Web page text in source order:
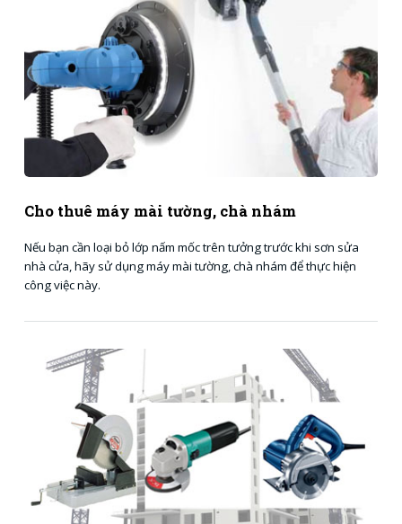
Cho thuê máy mài tường, chà nhám
Nếu bạn cần loại bỏ lớp nấm mốc trên tưởng trước khi sơn sửa
nhà cửa, hãy sử dụng máy mài tường, chà nhám để thực hiện
công việc này.